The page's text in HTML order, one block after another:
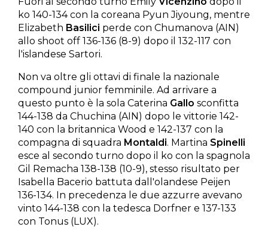
ko 140-134 con la coreana Pyun Jiyoung, mentre
Elizabeth Basilici perde con Chumanova (AIN)
allo shoot off 136-136 (8-9) dopo il 132-117 con
l'islandese Sartori.
Non va oltre gli ottavi di finale la nazionale
compound junior femminile. Ad arrivare a
questo punto è la sola Caterina Gallo sconfitta
144-138 da Chuchina (AIN) dopo le vittorie 142-
140 con la britannica Wood e 142-137 con la
compagna di squadra Montaldi. Martina Spinelli
esce al secondo turno dopo il ko con la spagnola
Gil Remacha 138-138 (10-9), stesso risultato per
Isabella Bacerio battuta dall'olandese Peijen
136-134. In precedenza le due azzurre avevano
vinto 144-138 con la tedesca Dorfner e 137-133
con Tonus (LUX).